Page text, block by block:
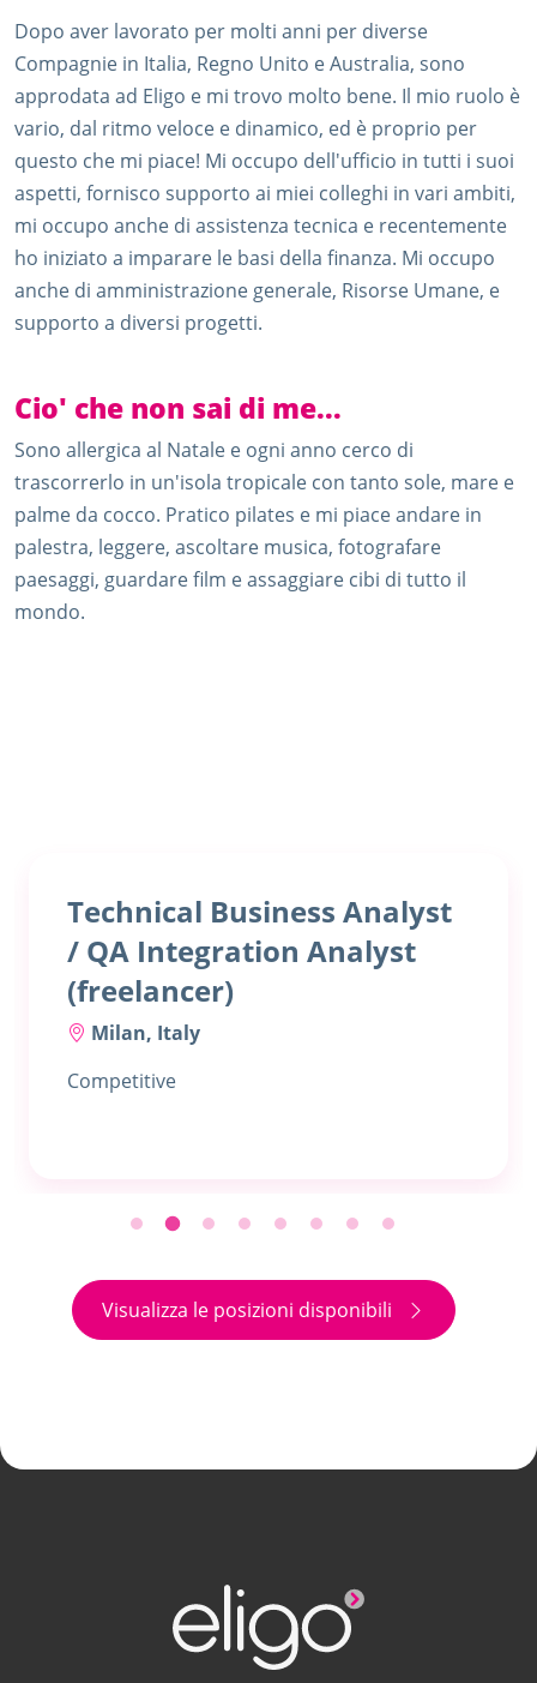
Dopo aver lavorato per molti anni per diverse
Compagnie in Italia, Regno Unito e Australia, sono
approdata ad Eligo e mi trovo molto bene. Il mio ruolo è
vario, dal ritmo veloce e dinamico, ed è proprio per
questo che mi piace! Mi occupo dell'ufficio in tutti i suoi
aspetti, fornisco supporto ai miei colleghi in vari ambiti,
mi occupo anche di assistenza tecnica e recentemente
ho iniziato a imparare le basi della finanza. Mi occupo
anche di amministrazione generale, Risorse Umane, e
supporto a diversi progetti.
Cio' che non sai di me...
Sono allergica al Natale e ogni anno cerco di
trascorrerlo in un'isola tropicale con tanto sole, mare e
palme da cocco. Pratico pilates e mi piace andare in
palestra, leggere, ascoltare musica, fotografare
paesaggi, guardare film e assaggiare cibi di tutto il
mondo.
Technical Business Analyst
/ QA Integration Analyst
(freelancer)
Milan, Italy
Competitive
Visualizza le posizioni disponibili